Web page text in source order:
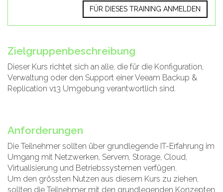
FÜR DIESES TRAINING ANMELDEN
Zielgruppenbeschreibung
Dieser Kurs richtet sich an alle, die für die Konfiguration,
Verwaltung oder den Support einer Veeam Backup &
Replication v13 Umgebung verantwortlich sind.
Anforderungen
Die Teilnehmer sollten über grundlegende IT-Erfahrung im
Umgang mit Netzwerken, Servern, Storage, Cloud,
Virtualisierung und Betriebssystemen verfügen.
Um den grössten Nutzen aus diesem Kurs zu ziehen,
sollten die Teilnehmer mit den grundlegenden Konzepten